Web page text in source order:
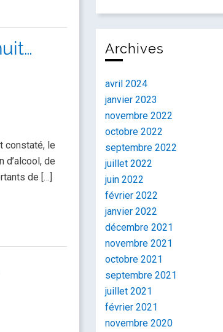
constaté, le
d’alcool, de
de […]
Archives
avril 2024
janvier 2023
novembre 2022
octobre 2022
septembre 2022
juillet 2022
juin 2022
février 2022
janvier 2022
décembre 2021
novembre 2021
octobre 2021
septembre 2021
juillet 2021
février 2021
novembre 2020